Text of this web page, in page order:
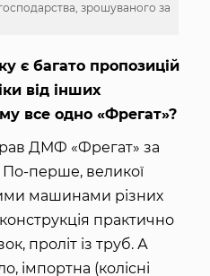
зрошуваного за
є багато пропозицій
від інших
все одно «Фрегат»?
ДМФ «Фрегат» за
По-перше, великої
машинами різних
практично
проліт із труб. А
імпортна (колісні